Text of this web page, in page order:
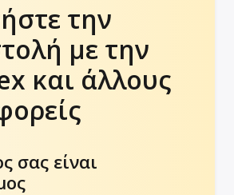
την
με την
και άλλους
σας είναι